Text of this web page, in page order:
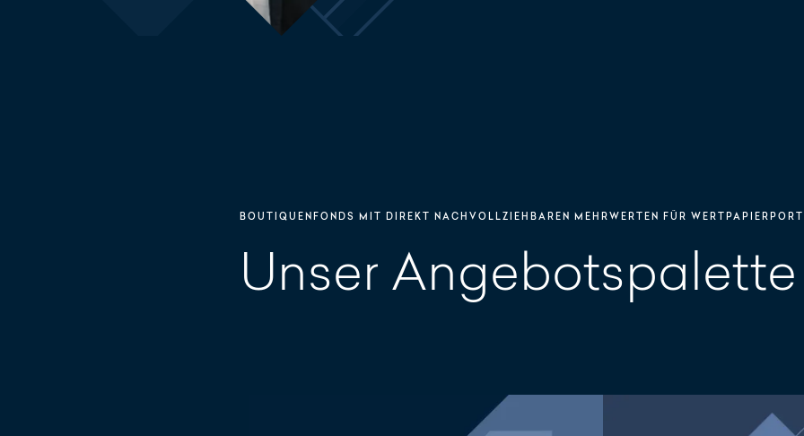
BOUTIQUENFONDS MIT DIREKT NACHVOLLZIEHBAREN MEHRWERTEN FÜR
Unser Angebotspalette